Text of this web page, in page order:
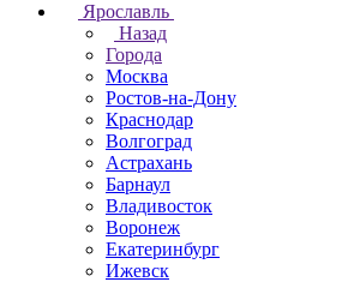
Ярославль
Назад
Города
Москва
Ростов-на-Дону
Краснодар
Волгоград
Астрахань
Барнаул
Владивосток
Воронеж
Екатеринбург
Ижевск